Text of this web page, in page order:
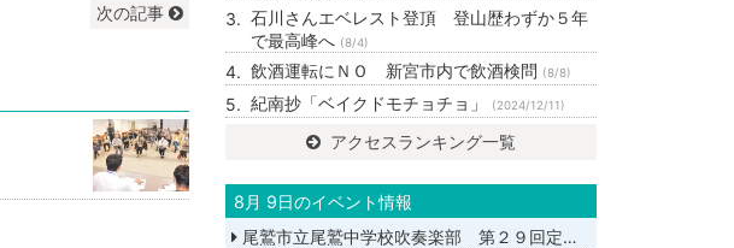
次の記事
石川さんエベレスト登頂 登山歴わずか５年
で最高峰へ (8/4)
飲酒運転にＮＯ 新宮市内で飲酒検問 (8/8)
紀南抄「ベイクドモチョチョ」 (2024/12/11)
アクセスランキング一覧
8月 9日のイベント情報
尾鷲市立尾鷲中学校吹奏楽部 第２９回定期演奏会